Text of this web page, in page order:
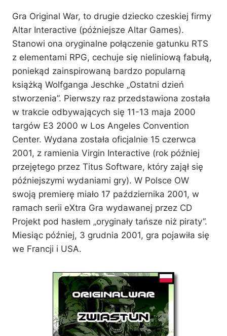
Gra Original War, to drugie dziecko czeskiej firmy
Altar Interactive (póżniejsze Altar Games).
Stanowi ona oryginalne połączenie gatunku RTS
z elementami RPG, cechuje się nieliniową fabułą,
poniekąd zainspirowaną bardzo popularną
książką Wolfganga Jeschke „Ostatni dzień
stworzenia”. Pierwszy raz przedstawiona została
w trakcie odbywających się 11-13 maja 2000
targów E3 2000 w Los Angeles Convention
Center. Wydana została oficjalnie 15 czerwca
2001, z ramienia Virgin Interactive (rok później
przejętego przez Titus Software, który zajął się
późniejszymi wydaniami gry). W Polsce OW
swoją premierę miało 17 października 2001, w
ramach serii eXtra Gra wydawanej przez CD
Projekt pod hasłem „oryginały tańsze niż piraty”.
Miesiąc później, 3 grudnia 2001, gra pojawiła się
we Francji i USA.